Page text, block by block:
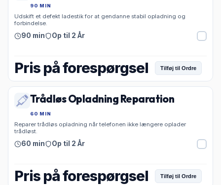
90 MIN
Udskift et defekt ladestik for at gendanne stabil opladning og
forbindelse.
90 min Op til 2 År
Pris på forespørgsel Tilføj til Ordre
Trådløs Opladning Reparation
60 MIN
Reparer trådløs opladning når telefonen ikke længere oplader
trådløst.
60 min Op til 2 År
Pris på forespørgsel Tilføj til Ordre